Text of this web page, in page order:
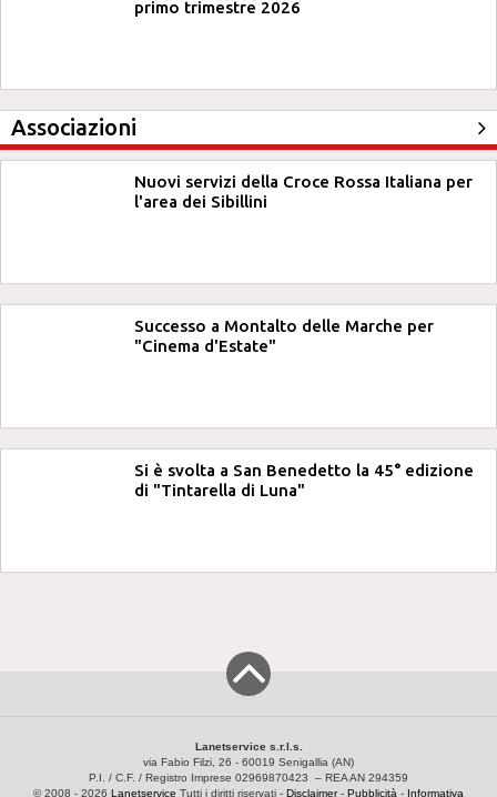
primo trimestre 2026
Associazioni
Nuovi servizi della Croce Rossa Italiana per
l'area dei Sibillini
Successo a Montalto delle Marche per
"Cinema d'Estate"
Si è svolta a San Benedetto la 45° edizione
di "Tintarella di Luna"
Lanetservice s.r.l.s.
via Fabio Filzi, 26 - 60019 Senigallia (AN)
P.I. / C.F. / Registro Imprese 02969870423 – REA AN 294359
© 2008 - 2026 Lanetservice Tutti i diritti riservati - Disclaimer- Pubblicità - Informativa